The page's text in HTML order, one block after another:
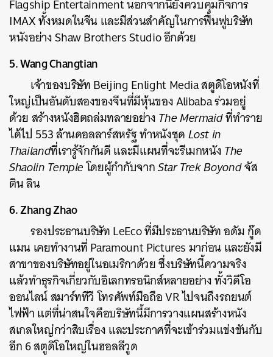
Flagship Entertainment นอกจากนี้ยังควบคุมกิจการ
IMAX ทั้งหมดในจีน และมีส่วนสำคัญในการฟื้นฟูบริษัท
หนังอย่าง Shaw Brothers Studio อีกด้วย
5. Wang Changtian
เจ้าของบริษัท Beijing Enlight Media สตูดิโอหนังที่
ใหญ่เป็นอันดับสองของจีนที่มีหุ้นของ Alibaba ร่วมอยู่
ด้วย สร้างหนังฮิตถล่มทลายอย่างThe Mermaidที่ทำราย
ได้ไป 553 ล้านดอลลาร์สหรัฐ ทำหนังชุดLost in
Thailandที่เรารู้จักกันดี และมีแผนที่จะรีเมกหนังThe
Shaolin Templeโดยผู้กำกับจากStar Trek Boyondจัส
ติน ลิน
6. Zhang Zhao
รองประธานบริษัท LeEco ที่มีประธานบริษัท อดัม กู๊ด
แมน เคยทำงานที่ Paramount Pictures มาก่อน และยังมี
สาขาของบริษัทอยู่ในอเมริกาด้วย ซึ่งบริษัทนี้ความจริง
แล้วทำธุรกิจเกี่ยวกับอิเลกทรอนิกส์หลายอย่าง ทั้งวิดีโอ
ออนไลน์ สมาร์ททีวี โทรศัพท์มือถือ VR ไปจนถึงรถยนต์
ไฟฟ้า แต่ที่น่าสนใจคือบริษัทนี้มีการวางแผนสร้างหนัง
สเกลใหญ่กว่าสิบเรื่อง และประกาศที่จะเข้าร่วมแข่งขันกับ
อีก 6 สตูดิโอใหญ่ในฮอลลีวูด
SHARE TWEET LINE EMAIL